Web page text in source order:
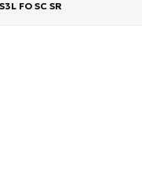
FO SC SR